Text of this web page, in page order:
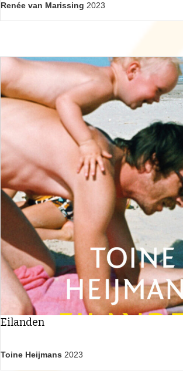
Renée van Marissing 2023
Eilanden
Toine Heijmans 2023